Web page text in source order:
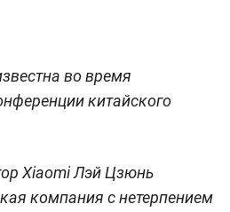
во время
китайского
Xiaomi Лэй Цзюнь
компания с нетерпением